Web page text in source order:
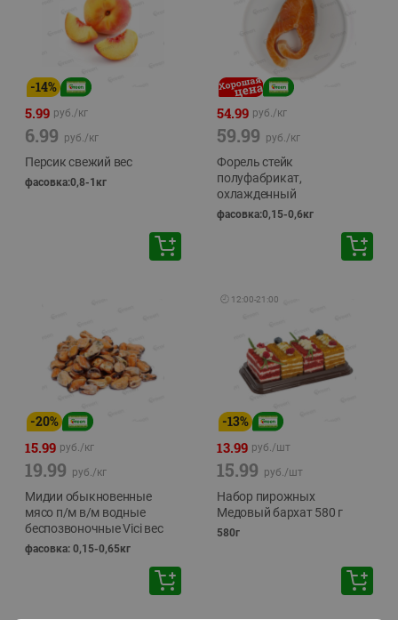
-14%
5.99 руб./кг
6.99 руб./кг
Персик свежий вес
фасовка:0,8-1кг
54.99 руб./кг
59.99 руб./кг
Форель стейк
полуфабрикат,
охлажденный
фасовка:0,15-0,6кг
-20%
15.99 руб./кг
19.99 руб./кг
Мидии обыкновенные
мясо п/м в/м водные
беспозвоночные Vici вес
фасовка: 0,15-0,65кг
🕘 12:00-21:00
-13%
13.99 руб./шт
15.99 руб./шт
Набор пирожных
Медовый бархат 580 г
580г